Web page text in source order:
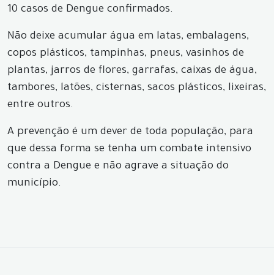
10 casos de Dengue confirmados.
Não deixe acumular água em latas, embalagens,
copos plásticos, tampinhas, pneus, vasinhos de
plantas, jarros de flores, garrafas, caixas de água,
tambores, latões, cisternas, sacos plásticos, lixeiras,
entre outros.
A prevenção é um dever de toda população, para
que dessa forma se tenha um combate intensivo
contra a Dengue e não agrave a situação do
município.